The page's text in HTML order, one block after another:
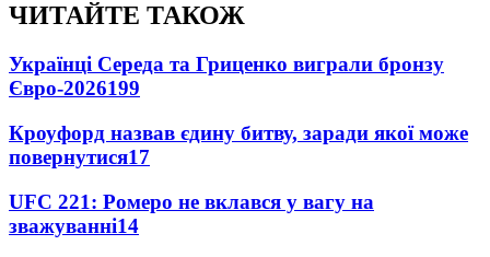
ЧИТАЙТЕ ТАКОЖ
Українці Середа та Гриценко виграли бронзу
Євро-2026199
Кроуфорд назвав єдину битву, заради якої може
повернутися17
UFC 221: Ромеро не вклався у вагу на
зважуванні14